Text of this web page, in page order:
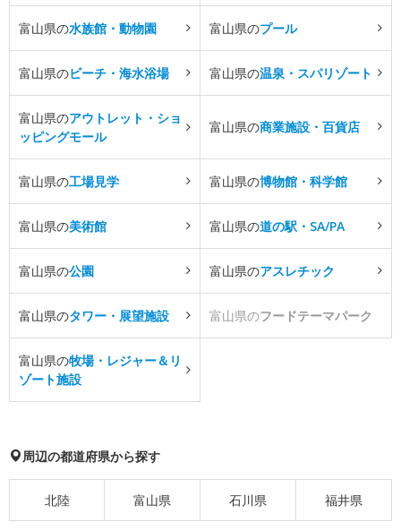
富山県の水族館・動物園 富山県のプール
富山県のビーチ・海水浴場 富山県の温泉・スパリゾート
富山県のアウトレット・ショ
ッピングモール
富山県の商業施設・百貨店
富山県の工場見学 富山県の博物館・科学館
富山県の美術館 富山県の道の駅・SA/PA
富山県の公園 富山県のアスレチック
富山県のタワー・展望施設 富山県のフードテーマパーク
富山県の牧場・レジャー＆リ
ゾート施設
周辺の都道府県から探す
北陸 富山県 石川県 福井県